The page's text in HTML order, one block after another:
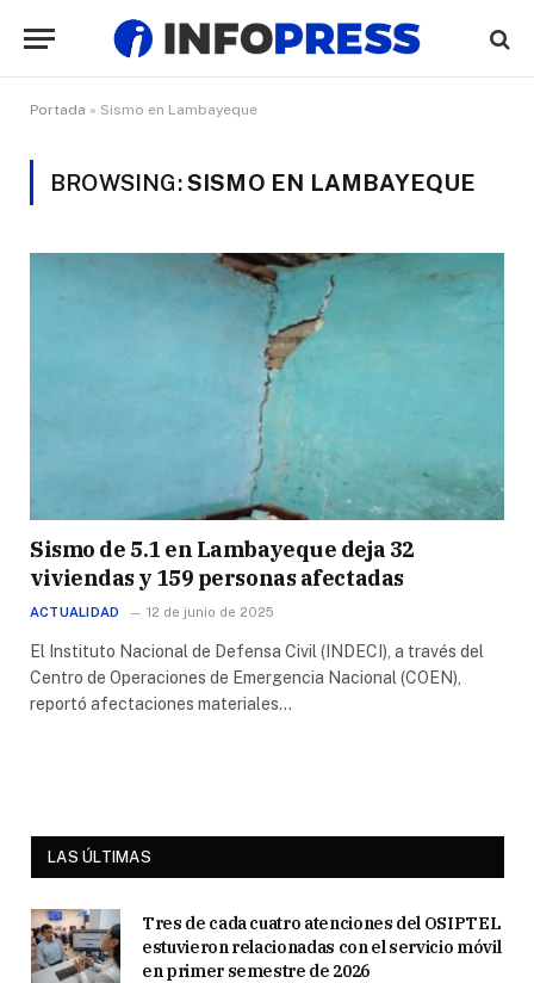
Portada » Sismo en Lambayeque
BROWSING:SISMO EN LAMBAYEQUE
Sismo de 5.1 en Lambayeque deja 32
viviendas y 159 personas afectadas
ACTUALIDAD 12 de junio de 2025
El Instituto Nacional de Defensa Civil (INDECI), a través del
Centro de Operaciones de Emergencia Nacional (COEN),
reportó afectaciones materiales…
LAS ÚLTIMAS
Tres de cada cuatro atenciones del OSIPTEL
estuvieron relacionadas con el servicio móvil
en primer semestre de 2026